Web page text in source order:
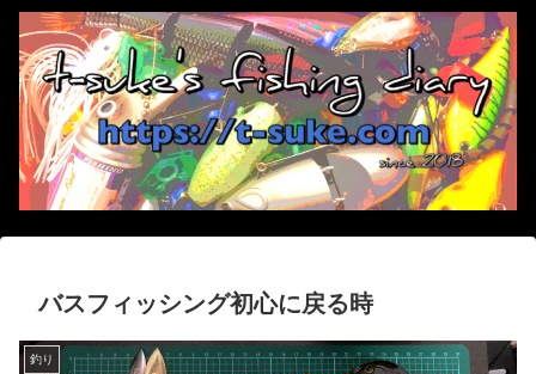
バスフィッシング初心に戻る時
釣り